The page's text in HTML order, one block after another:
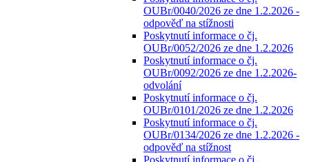
OUBr/0040/2026 ze dne 1.2.2026 -
odpověď na stížnosti
Poskytnutí informace o čj.
OUBr/0052/2026 ze dne 1.2.2026
Poskytnutí informace o čj.
OUBr/0092/2026 ze dne 1.2.2026-
odvolání
Poskytnutí informace o čj.
OUBr/0101/2026 ze dne 1.2.2026
Poskytnutí informace o čj.
OUBr/0134/2026 ze dne 1.2.2026 -
odpověď na stížnost
Poskytnutí informace o čj.